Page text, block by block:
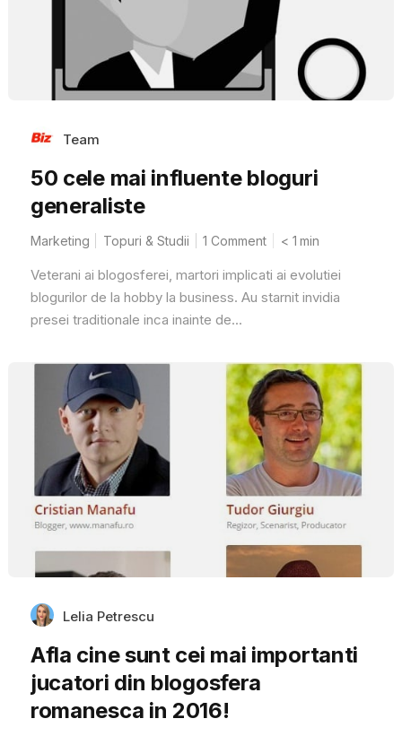
Team
50 cele mai influente bloguri
generaliste
Marketing Topuri & Studii 1 Comment < 1 min
Veterani ai blogosferei, martori implicati ai evolutiei
blogurilor de la hobby la business. Au starnit invidia
presei traditionale inca inainte de...
Lelia Petrescu
Afla cine sunt cei mai importanti
jucatori din blogosfera
romanesca in 2016!